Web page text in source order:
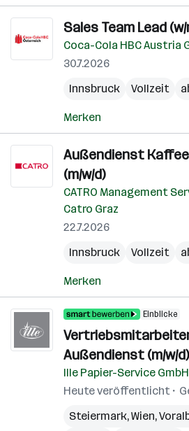
Sales Team Lead (w/
Coca-Cola HBC Austria
30.7.2026
Innsbruck
Vollzeit
Merken
Außendienst
(m/w/d)
CATRO Management
Catro Graz
22.7.2026
Innsbruck
Vollzeit
Merken
Einblicke
Außendienst (m/w/d)
Ille Papier-Service GmbH
Heute veröffentlicht
Steiermark,Wien,